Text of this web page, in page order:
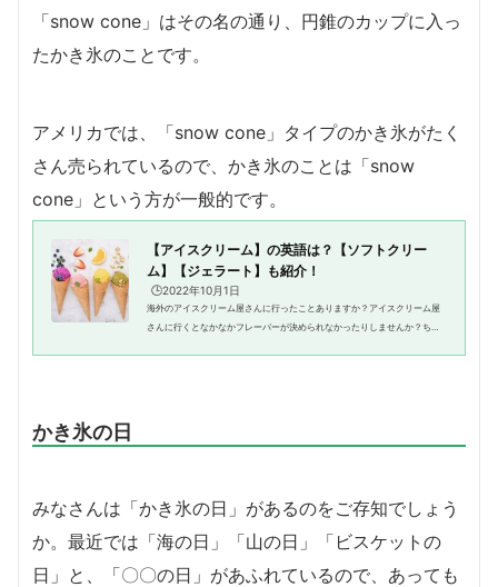
「snow cone」はその名の通り、円錐のカップに入っ
たかき氷のことです。
アメリカでは、「snow cone」タイプのかき氷がたく
さん売られているので、かき氷のことは「snow
cone」という方が一般的です。
【アイスクリーム】の英語は？【ソフトクリー
ム】【ジェラート】も紹介！
🕒️2022年10月1日
海外のアイスクリーム屋さんに行ったことありますか？アイスクリーム屋
さんに行くとなかなかフレーバーが決められなかったりしませんか？ちょ
かき氷の日
みなさんは「かき氷の日」があるのをご存知でしょう
か。最近では「海の日」「山の日」「ビスケットの
日」と、「〇〇の日」があふれているので、あっても